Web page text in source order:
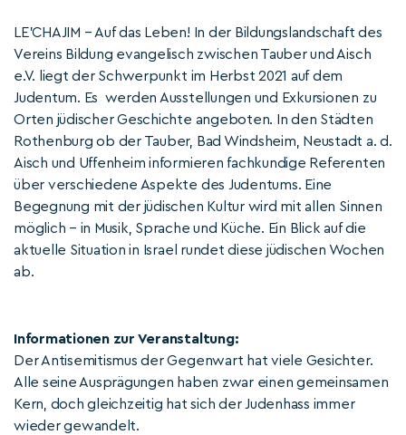
LE’CHAJIM – Auf das Leben! In der Bildungslandschaft des
Vereins Bildung evangelisch zwischen Tauber und Aisch
e.V. liegt der Schwerpunkt im Herbst 2021 auf dem
Judentum. Es werden Ausstellungen und Exkursionen zu
Orten jüdischer Geschichte angeboten. In den Städten
Rothenburg ob der Tauber, Bad Windsheim, Neustadt a. d.
Aisch und Uffenheim informieren fachkundige Referenten
über verschiedene Aspekte des Judentums. Eine
Begegnung mit der jüdischen Kultur wird mit allen Sinnen
möglich – in Musik, Sprache und Küche. Ein Blick auf die
aktuelle Situation in Israel rundet diese jüdischen Wochen
ab.
Informationen zur Veranstaltung:
Der Antisemitismus der Gegenwart hat viele Gesichter.
Alle seine Ausprägungen haben zwar einen gemeinsamen
Kern, doch gleichzeitig hat sich der Judenhass immer
wieder gewandelt.